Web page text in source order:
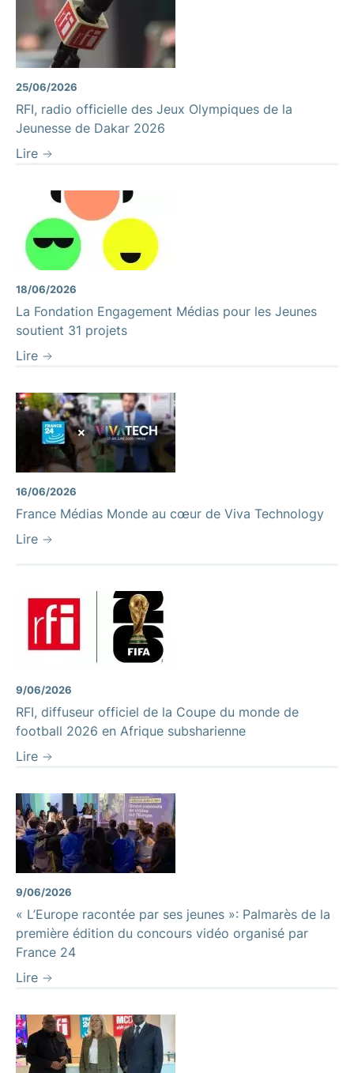
25/06/2026
RFI, radio officielle des Jeux Olympiques de la
Jeunesse de Dakar 2026
Lire
18/06/2026
La Fondation Engagement Médias pour les Jeunes
soutient 31 projets
Lire
16/06/2026
France Médias Monde au cœur de Viva Technology
Lire
9/06/2026
RFI, diffuseur officiel de la Coupe du monde de
football 2026 en Afrique subsharienne
Lire
9/06/2026
« L’Europe racontée par ses jeunes »: Palmarès de la
première édition du concours vidéo organisé par
France 24
Lire